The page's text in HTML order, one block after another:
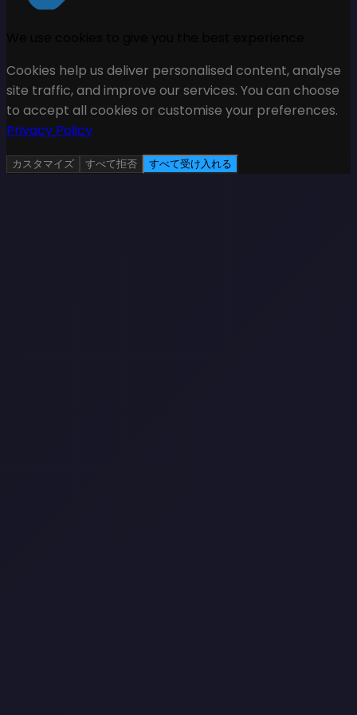
Cookies help us deliver personalised content, analyse
site traffic, and improve our services. You can choose
to accept all cookies or customise your preferences.
Privacy Policy
カスタマイズ すべて拒否 すべて受け入れる